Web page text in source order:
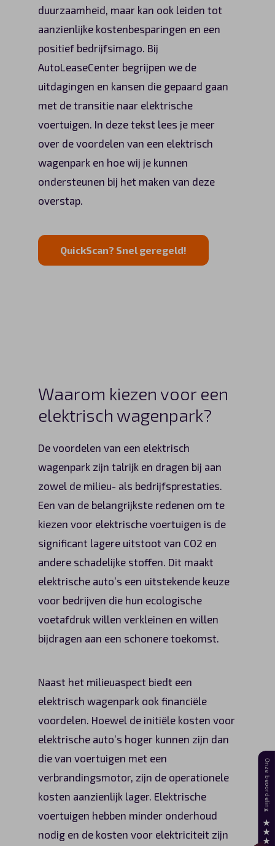
duurzaamheid, maar kan ook leiden tot
aanzienlijke kostenbesparingen en een
positief bedrijfsimago. Bij
AutoLeaseCenter begrijpen we de
uitdagingen en kansen die gepaard gaan
met de transitie naar elektrische
voertuigen. In deze tekst lees je meer
over de voordelen van een elektrisch
wagenpark en hoe wij je kunnen
ondersteunen bij het maken van deze
overstap.
QuickScan? Snel geregeld!
Waarom kiezen voor een
elektrisch wagenpark?
De voordelen van een elektrisch
wagenpark zijn talrijk en dragen bij aan
zowel de milieu- als bedrijfsprestaties.
Een van de belangrijkste redenen om te
kiezen voor elektrische voertuigen is de
significant lagere uitstoot van CO2 en
andere schadelijke stoffen. Dit maakt
elektrische auto’s een uitstekende keuze
voor bedrijven die hun ecologische
voetafdruk willen verkleinen en willen
bijdragen aan een schonere toekomst.
Naast het milieuaspect biedt een
elektrisch wagenpark ook financiële
voordelen. Hoewel de initiële kosten voor
elektrische auto’s hoger kunnen zijn dan
die van voertuigen met een
verbrandingsmotor, zijn de operationele
kosten aanzienlijk lager. Elektrische
voertuigen hebben minder onderhoud
nodig en de kosten voor elektriciteit zijn
Contact